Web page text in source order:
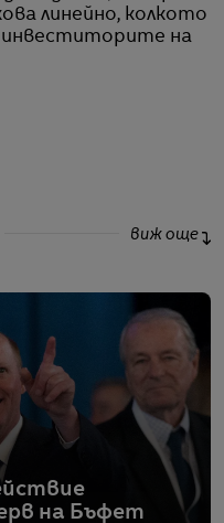
линейно, колкото
на
виж още
на Бъфет